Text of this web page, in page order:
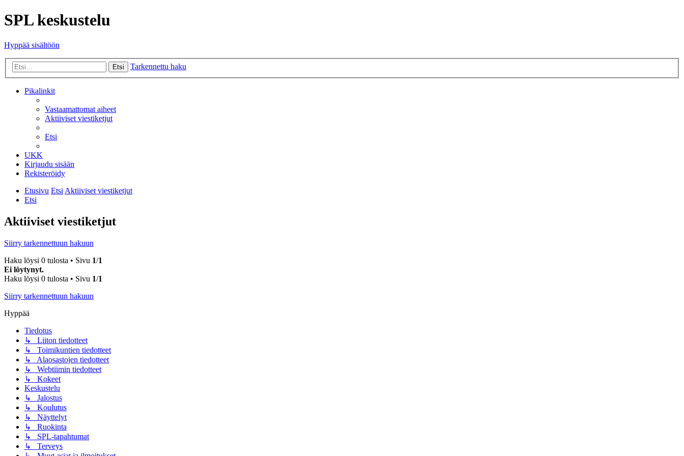
SPL keskustelu
Hyppää sisältöön
Etsi Tarkennettu haku
Pikalinkit
Vastaamattomat aiheet
Aktiiviset viestiketjut
Etsi
UKK
Kirjaudu sisään
Rekisteröidy
Etusivu EtsiAktiiviset viestiketjut
Etsi
Aktiiviset viestiketjut
Siirry tarkennettuun hakuun
Haku löysi 0 tulosta • Sivu 1/1
Ei löytynyt.
Haku löysi 0 tulosta • Sivu 1/1
Siirry tarkennettuun hakuun
Hyppää
Tiedotus
↳ Liiton tiedotteet
↳ Toimikuntien tiedotteet
↳ Alaosastojen tiedotteet
↳ Webtiimin tiedotteet
↳ Kokeet
Keskustelu
↳ Jalostus
↳ Koulutus
↳ Näyttelyt
↳ Ruokinta
↳ SPL-tapahtumat
↳ Terveys